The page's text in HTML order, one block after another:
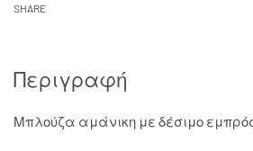
SHARE
Περιγραφή
Μπλούζα αμάνικη με δέσιμο